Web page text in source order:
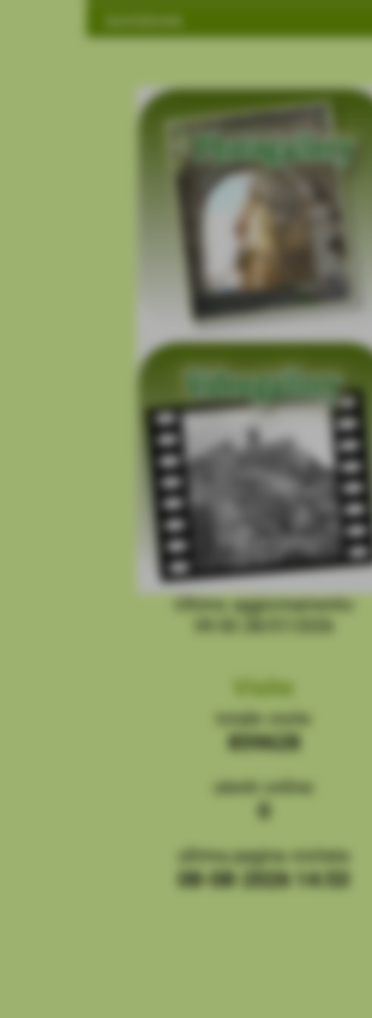
iscrizione
Ultimo aggiornamento
Visite
totale visite
859628
utenti online
0
ultima pagina visitata
08-08-2026 14:53